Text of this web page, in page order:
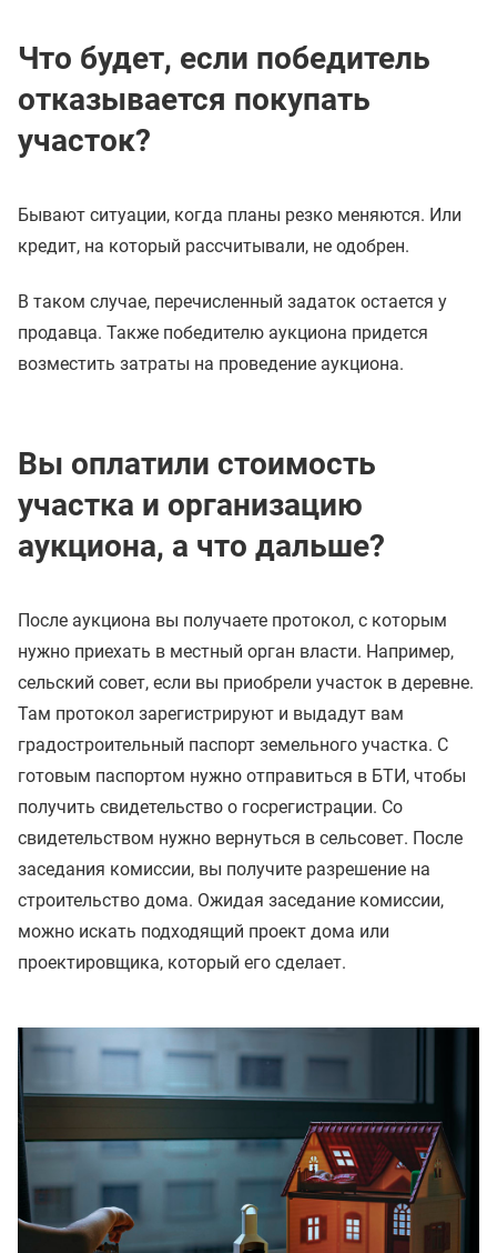
Что будет, если победитель
отказывается покупать
участок?
Бывают ситуации, когда планы резко меняются. Или
кредит, на который рассчитывали, не одобрен.
В таком случае, перечисленный задаток остается у
продавца. Также победителю аукциона придется
возместить затраты на проведение аукциона.
Вы оплатили стоимость
участка и организацию
аукциона, а что дальше?
После аукциона вы получаете протокол, с которым
нужно приехать в местный орган власти. Например,
сельский совет, если вы приобрели участок в деревне.
Там протокол зарегистрируют и выдадут вам
градостроительный паспорт земельного участка. С
готовым паспортом нужно отправиться в БТИ, чтобы
получить свидетельство о госрегистрации. Со
свидетельством нужно вернуться в сельсовет. После
заседания комиссии, вы получите разрешение на
строительство дома. Ожидая заседание комиссии,
можно искать подходящий проект дома или
проектировщика, который его сделает.